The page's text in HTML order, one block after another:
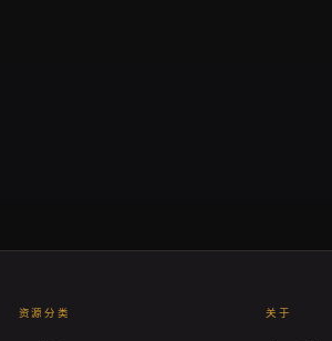
资源分类 关于